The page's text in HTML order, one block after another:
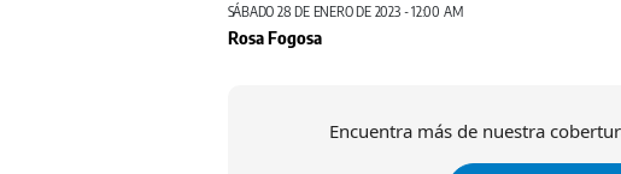
SÁBADO 28 DE ENERO DE 2023 - 12:00 AM
Rosa Fogosa
Encuentra más de nuestra